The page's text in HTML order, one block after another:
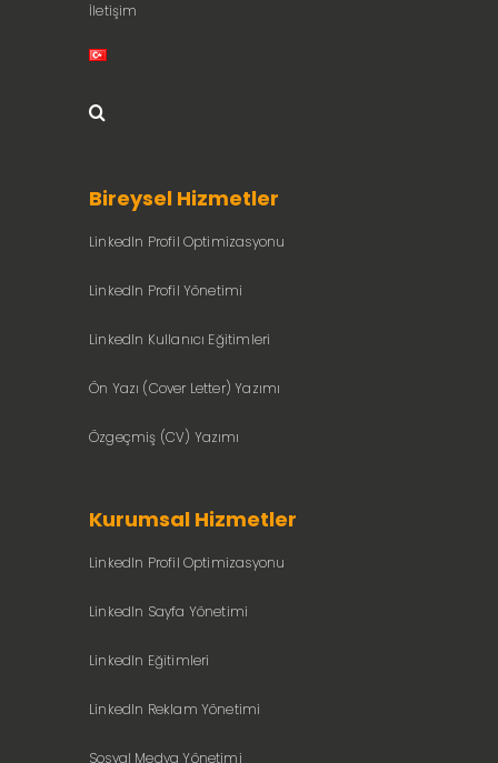
İletişim
Bireysel Hizmetler
LinkedIn Profil Optimizasyonu
LinkedIn Profil Yönetimi
LinkedIn Kullanıcı Eğitimleri
Ön Yazı (Cover Letter) Yazımı
Özgeçmiş (CV) Yazımı
Kurumsal Hizmetler
LinkedIn Profil Optimizasyonu
LinkedIn Sayfa Yönetimi
LinkedIn Eğitimleri
LinkedIn Reklam Yönetimi
Sosyal Medya Yönetimi